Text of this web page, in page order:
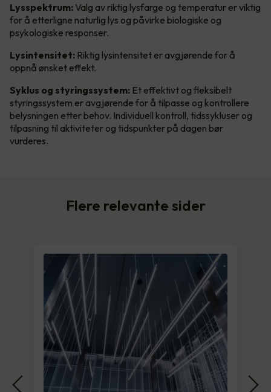
Lysspektrum: Valg av riktig lysfarge og temperatur er viktig
for å etterligne naturlig lys og påvirke biologiske og
psykologiske responser.
Lysintensitet: Riktig lysintensitet er avgjørende for å
oppnå ønsket effekt.
Syklus og styringssystem: Et effektivt og fleksibelt
styringssystem er avgjørende for å tilpasse og kontrollere
belysningen etter behov. Individuell kontroll, tidssykluser og
tilpasning til aktiviteter og tidspunkter på dagen bør
vurderes.
Flere relevante sider